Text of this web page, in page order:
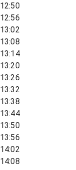
12:50
12:56
13:02
13:08
13:14
13:20
13:26
13:32
13:38
13:44
13:50
13:56
14:02
14:08